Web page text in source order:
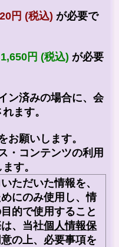
円 (税込) が必要で
1,650円 (税込) が必要
ン済みの場合に、会
ます。
お願いします。
・コンテンツの利用
す。
ただいた情報を、
にのみ使用し、情
的で使用すること
、当社個人情報保
の上、必要事項を